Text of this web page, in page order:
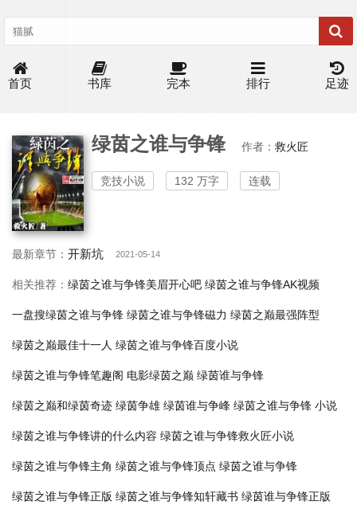
首页 书库 完本 排行 足迹
绿茵之谁与争锋 作者： 救火匠
竞技小说 132 万字 连载
最新章节： 开新坑 2021-05-14
相关推荐： 绿茵之谁与争锋美眉开心吧 绿茵之谁与争锋AK视频
一盘搜绿茵之谁与争锋 绿茵之谁与争锋磁力 绿茵之巅最强阵型
绿茵之巅最佳十一人 绿茵之谁与争锋百度小说
绿茵之谁与争锋笔趣阁 电影绿茵之巅 绿茵谁与争锋
绿茵之巅和绿茵奇迹 绿茵争雄 绿茵谁与争峰 绿茵之谁与争锋 小说
绿茵之谁与争锋讲的什么内容 绿茵之谁与争锋救火匠小说
绿茵之谁与争锋主角 绿茵之谁与争锋顶点 绿茵之谁与争锋
绿茵之谁与争锋正版 绿茵之谁与争锋知轩藏书 绿茵谁与争锋正版